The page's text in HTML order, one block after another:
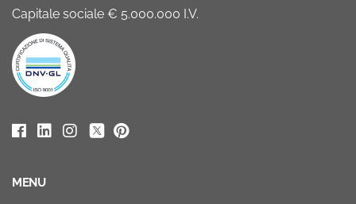
Capitale sociale € 5.000.000 I.V.
MENU